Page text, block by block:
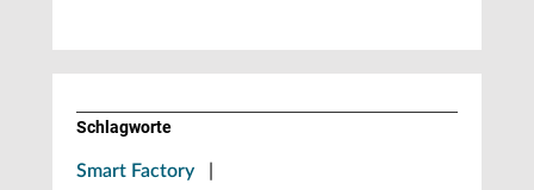
Schlagworte
Smart Factory